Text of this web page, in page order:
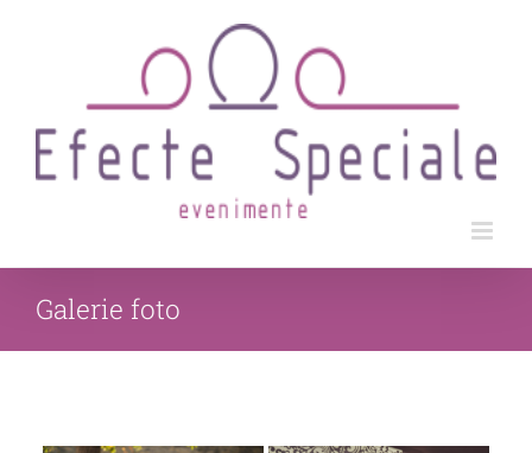
Galerie foto